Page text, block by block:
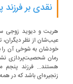
نقدی بر فرزند
و دیوید زوجی سالم
از نظر دیگران، تمایل
به شوخی آن را به
شحصیت‌پردازی
فرزند پنجم
باشد که در همه حال